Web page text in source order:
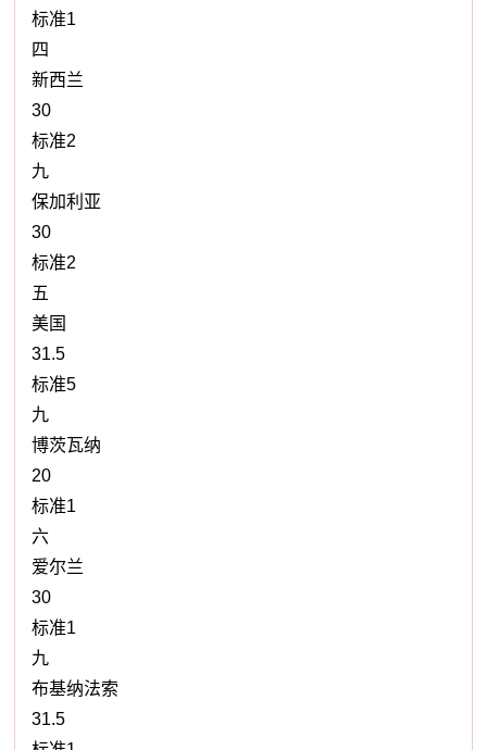
标准1
四
新西兰
30
标准2
九
保加利亚
30
标准2
五
美国
31.5
标准5
九
博茨瓦纳
20
标准1
六
爱尔兰
30
标准1
九
布基纳法索
31.5